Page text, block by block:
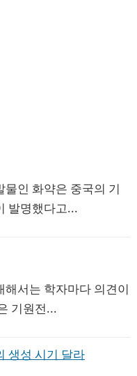
물인 화약은 중국의 기
발명했다고...
해서는 학자마다 의견이
기원전...
생성 시기 달라